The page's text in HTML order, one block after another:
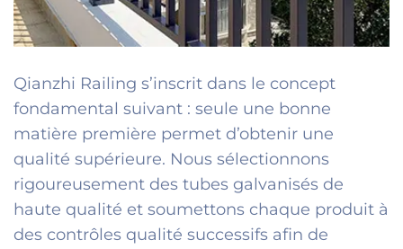
Qianzhi Railing s’inscrit dans le concept
fondamental suivant : seule une bonne
matière première permet d’obtenir une
qualité supérieure. Nous sélectionnons
rigoureusement des tubes galvanisés de
haute qualité et soumettons chaque produit à
des contrôles qualité successifs afin de